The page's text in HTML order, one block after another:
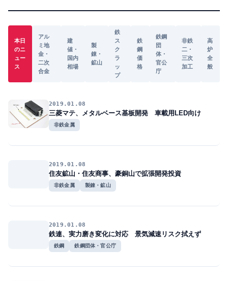
本日
のニ
ュー
ス
アル
ミ地
金・
二次
合金
建
値・
国内
相場
製
錬・
鉱山
鉄
ス
ク
ラ
ッ
プ
鉄
鋼
価
格
鉄鋼
団
体・
官公
庁
非鉄
二・
三次
加工
高
炉
全
般
2019.01.08
三菱マテ、メタルベース基板開発 車載用LED向け
非鉄金属
2019.01.08
住友鉱山・住友商事、豪銅山で拡張開発投資
非鉄金属 製錬・鉱山
2019.01.08
鉄連、実力磨き変化に対応 景気減速リスク拭えず
鉄鋼 鉄鋼団体・官公庁